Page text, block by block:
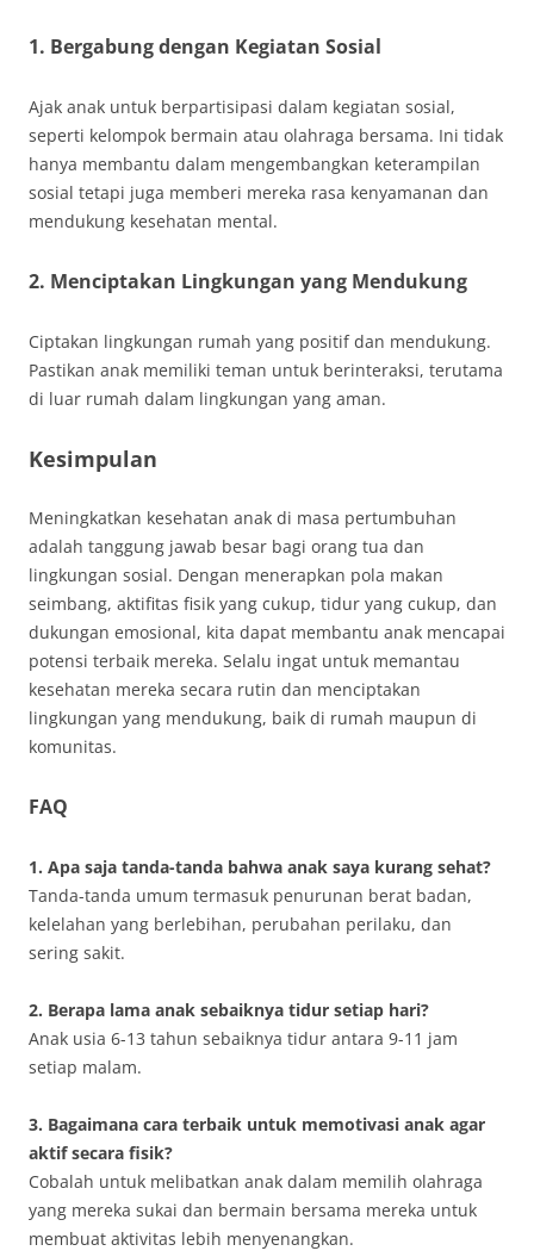
1. Bergabung dengan Kegiatan Sosial
Ajak anak untuk berpartisipasi dalam kegiatan sosial,
seperti kelompok bermain atau olahraga bersama. Ini tidak
hanya membantu dalam mengembangkan keterampilan
sosial tetapi juga memberi mereka rasa kenyamanan dan
mendukung kesehatan mental.
2. Menciptakan Lingkungan yang Mendukung
Ciptakan lingkungan rumah yang positif dan mendukung.
Pastikan anak memiliki teman untuk berinteraksi, terutama
di luar rumah dalam lingkungan yang aman.
Kesimpulan
Meningkatkan kesehatan anak di masa pertumbuhan
adalah tanggung jawab besar bagi orang tua dan
lingkungan sosial. Dengan menerapkan pola makan
seimbang, aktifitas fisik yang cukup, tidur yang cukup, dan
dukungan emosional, kita dapat membantu anak mencapai
potensi terbaik mereka. Selalu ingat untuk memantau
kesehatan mereka secara rutin dan menciptakan
lingkungan yang mendukung, baik di rumah maupun di
komunitas.
FAQ
1. Apa saja tanda-tanda bahwa anak saya kurang sehat?
Tanda-tanda umum termasuk penurunan berat badan,
kelelahan yang berlebihan, perubahan perilaku, dan
sering sakit.
2. Berapa lama anak sebaiknya tidur setiap hari?
Anak usia 6-13 tahun sebaiknya tidur antara 9-11 jam
setiap malam.
3. Bagaimana cara terbaik untuk memotivasi anak agar
aktif secara fisik?
Cobalah untuk melibatkan anak dalam memilih olahraga
yang mereka sukai dan bermain bersama mereka untuk
membuat aktivitas lebih menyenangkan.